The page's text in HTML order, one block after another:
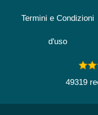
Termini e Condizioni
d'uso
49319